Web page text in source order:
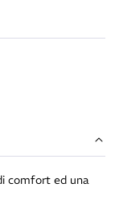
comfort ed una